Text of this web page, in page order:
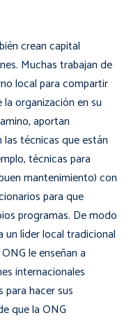
crean capital
Muchas trabajan de
local para compartir
organización en su
aportan
técnicas que están
técnicas para
mantenimiento) con
para que
programas. De modo
un líder local tradicional
le enseñan a
internacionales
hacer sus
que la ONG